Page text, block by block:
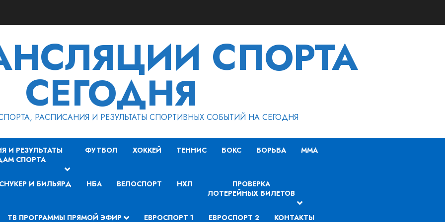
СПОРТА
СЕГОДНЯ
РАСПИСАНИЯ И РЕЗУЛЬТАТЫ СПОРТИВНЫХ СОБЫТИЙ НА СЕГОДНЯ
И РЕЗУЛЬТАТЫ
СПОРТА
ФУТБОЛ ХОККЕЙ ТЕННИС БОКС БОРЬБА MMA
СНУКЕР И БИЛЬЯРД НБА ВЕЛОСПОРТ НХЛ
ПРОВЕРКА
ЛОТЕРЕЙНЫХ БИЛЕТОВ
ТВ ПРОГРАММЫ ПРЯМОЙ ЭФИР ЕВРОСПОРТ 1 ЕВРОСПОРТ 2 КОНТАКТЫ